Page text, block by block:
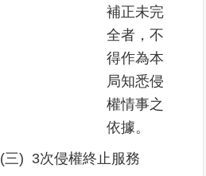
補正未完
全者，不
得作為本
局知悉侵
權情事之
依據。
(三) 3次侵權終止服務